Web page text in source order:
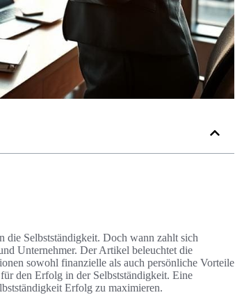
die Selbstständigkeit. Doch wann zahlt sich
Unternehmer. Der Artikel beleuchtet die
sowohl finanzielle als auch persönliche Vorteile
den Erfolg in der Selbstständigkeit. Eine
Erfolg zu maximieren.